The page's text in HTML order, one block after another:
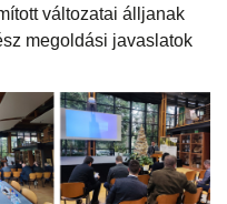
változatai álljanak
megoldási javaslatok